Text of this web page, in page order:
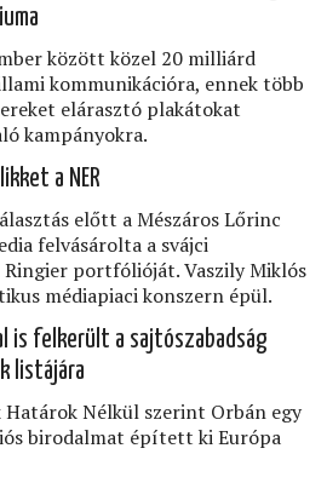
között közel 20 milliárd
kommunikációra, ennek több
elárasztó plakátokat
kampányokra.
a NER
előtt a Mészáros Lőrinc
felvásárolta a svájci
portfólióját. Vaszily Miklós
médiapiaci konszern épül.
is felkerült a sajtószabadság
listájára
Nélkül szerint Orbán egy
birodalmat épített ki Európa